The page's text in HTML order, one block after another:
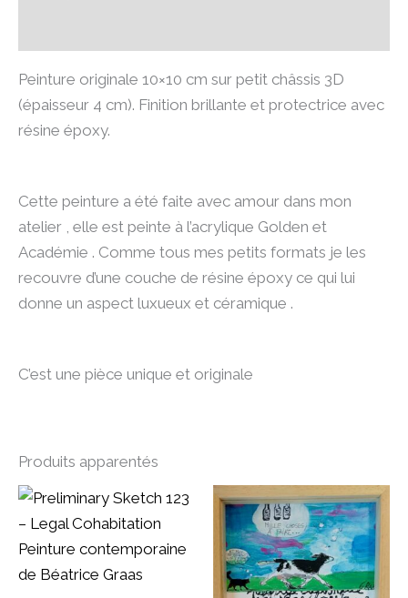
Peinture originale 10×10 cm sur petit châssis 3D
(épaisseur 4 cm). Finition brillante et protectrice avec
résine époxy.
Cette peinture a été faite avec amour dans mon
atelier , elle est peinte à l’acrylique Golden et
Académie . Comme tous mes petits formats je les
recouvre d’une couche de résine époxy ce qui lui
donne un aspect luxueux et céramique .
C’est une pièce unique et originale
Produits apparentés